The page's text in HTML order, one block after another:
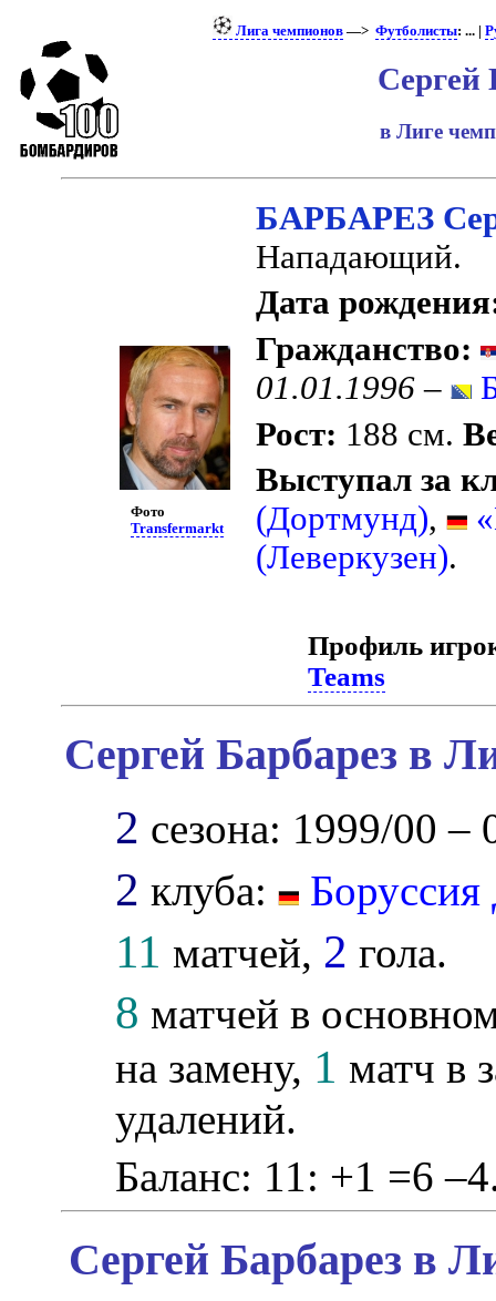
Лига чемпионов—> Футболисты: ... |
Сергей
в Лиге
Фото
Transfermarkt
БАРБАРЕЗ
Нападающий.
Дата
Гражданство:
01.01.1996 –
Рост: 188 см.
Выступал за
(Дортмунд),
(Леверкузен).
Профиль
Teams
Сергей Барбарез в
2 сезона: 1999/00 –
2 клуба:
11 матчей, 2 гола.
8 матчей в
на замену, 1 матч в
удалений.
Баланс: 11: +1 =6
Сергей Барбарез в